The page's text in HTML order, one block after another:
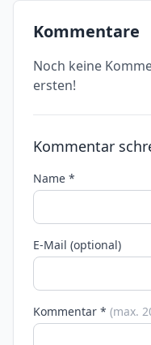
Kommentare
Noch keine
ersten!
Kommentar
Name *
E-Mail (optional)
Kommentar * (max.